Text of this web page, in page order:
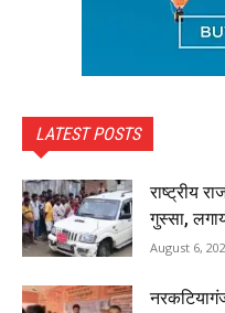
LATEST POSTS
राष्ट्रीय
गुस्सा,
August 6,